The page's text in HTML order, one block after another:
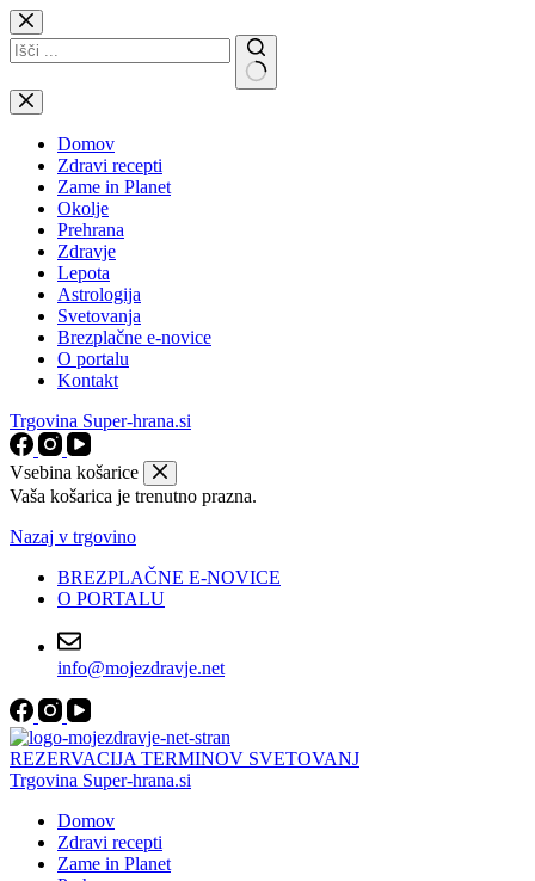
Skip
to
content
No
results
Domov
Zdravi recepti
Zame in Planet
Okolje
Prehrana
Zdravje
Lepota
Astrologija
Svetovanja
Brezplačne e-novice
O portalu
Kontakt
Trgovina Super-hrana.si
Vsebina košarice
Vaša košarica je trenutno prazna.
Nazaj v trgovino
BREZPLAČNE E-NOVICE
O PORTALU
info@mojezdravje.net
REZERVACIJA TERMINOV SVETOVANJ
Trgovina Super-hrana.si
Domov
Zdravi recepti
Zame in Planet